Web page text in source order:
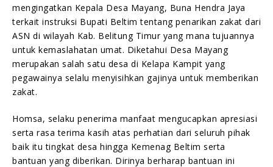
mengingatkan Kepala Desa Mayang, Buna Hendra Jaya
terkait instruksi Bupati Beltim tentang penarikan zakat dari
ASN di wilayah Kab. Belitung Timur yang mana tujuannya
untuk kemaslahatan umat. Diketahui Desa Mayang
merupakan salah satu desa di Kelapa Kampit yang
pegawainya selalu menyisihkan gajinya untuk memberikan
zakat.
Homsa, selaku penerima manfaat mengucapkan apresiasi
serta rasa terima kasih atas perhatian dari seluruh pihak
baik itu tingkat desa hingga Kemenag Beltim serta
bantuan yang diberikan. Dirinya berharap bantuan ini